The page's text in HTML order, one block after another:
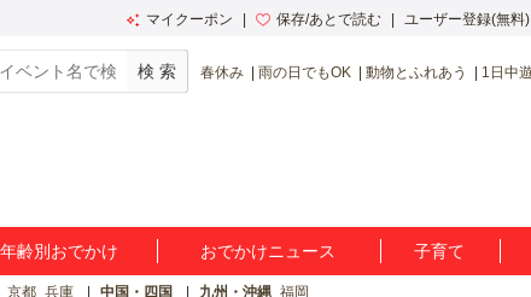
マイクーポン 保存/あとで読む ユーザー登録(無料)
春休み 雨の日でもOK 動物とふれあう 1日中
年齢別おでかけ おでかけニュース 子育て
京都 兵庫 中国・四国 九州・沖縄 福岡